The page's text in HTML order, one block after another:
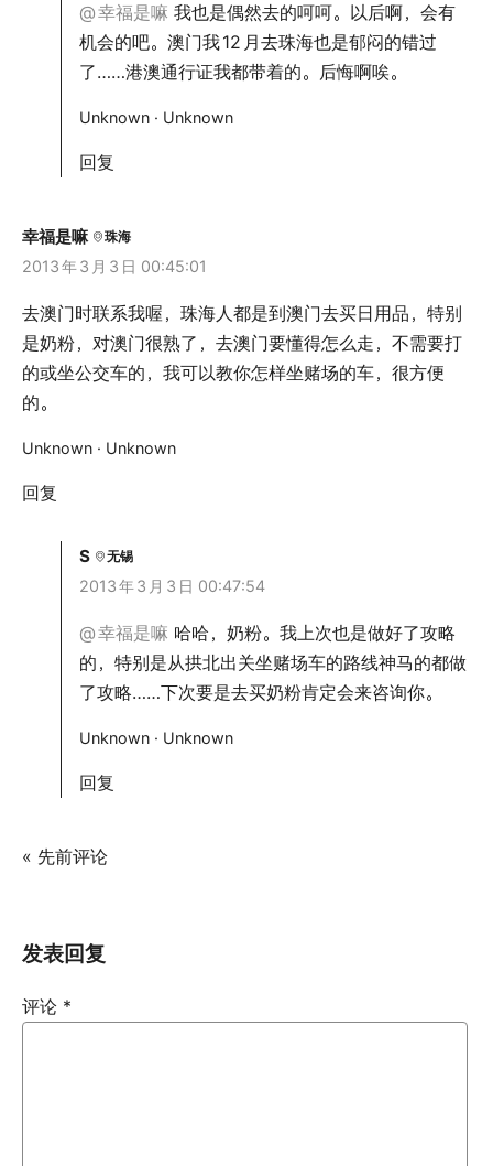
@幸福是嘛 我也是偶然去的呵呵。以后啊，会有
机会的吧。澳门我12 月去珠海也是郁闷的错过
了……港澳通行证我都带着的。后悔啊唉。
Unknown · Unknown
回复
幸福是嘛 珠海
2013年3 月 3 日 00:45:01
去澳门时联系我喔，珠海人都是到澳门去买日用品，特别
是奶粉，对澳门很熟了，去澳门要懂得怎么走，不需要打
的或坐公交车的，我可以教你怎样坐赌场的车，很方便
的。
Unknown · Unknown
回复
S 无锡
2013年3 月 3 日 00:47:54
@幸福是嘛 哈哈，奶粉。我上次也是做好了攻略
的，特别是从拱北出关坐赌场车的路线神马的都做
了攻略……下次要是去买奶粉肯定会来咨询你。
Unknown · Unknown
回复
« 先前评论
发表回复
评论 *